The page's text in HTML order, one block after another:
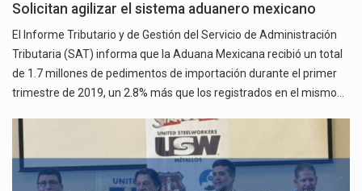
Solicitan agilizar el sistema aduanero mexicano
El Informe Tributario y de Gestión del Servicio de Administración
Tributaria (SAT) informa que la Aduana Mexicana recibió un total
de 1.7 millones de pedimentos de importación durante el primer
trimestre de 2019, un 2.8% más que los registrados en el mismo…